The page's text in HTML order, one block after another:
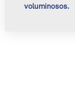
voluminosos.